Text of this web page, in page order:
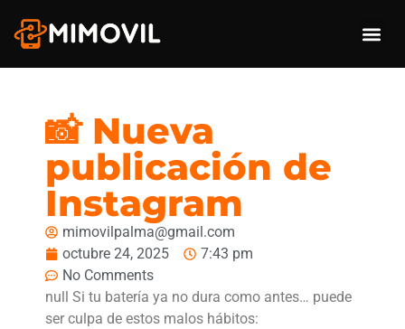
📸 Nueva
publicación de
Instagram
mimovilpalma@gmail.com
octubre 24, 2025
7:43 pm
No Comments
null Si tu batería ya no dura como antes… puede
ser culpa de estos malos hábitos: